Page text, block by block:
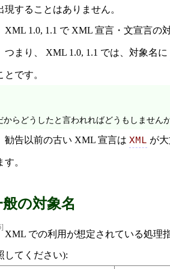
現することはありません。
XML 1.0, 1.1 で XML 宣言・文宣言の
つまり、 XML 1.0, 1.1 では、対象名に
とです。
からどうしたと言われればどうもしませんが
勧告以前の古い XML 宣言は XML が
す。
の対象名
XML での利用が想定されている処理
してください):